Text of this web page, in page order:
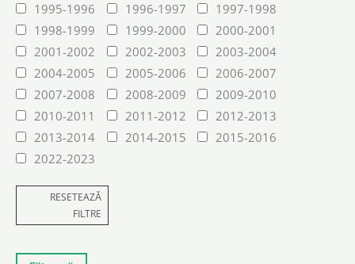
1995-1996
1996-1997
1997-1998
1998-1999
1999-2000
2000-2001
2001-2002
2002-2003
2003-2004
2004-2005
2005-2006
2006-2007
2007-2008
2008-2009
2009-2010
2010-2011
2011-2012
2012-2013
2013-2014
2014-2015
2015-2016
2022-2023
RESETEAZĂ
FILTRE